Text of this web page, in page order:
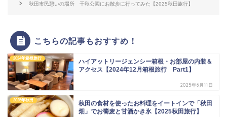
秋田市民憩いの場所 千秋公園にお散歩に行ってみた【2025秋田旅行】
こちらの記事もおすすめ！
2024年箱根旅行
ハイアットリージェンシー箱根・お部屋の内装＆
アクセス【2024年12月箱根旅行 Part1】
2025年6月11日
2025年秋田
秋田の食材を使ったお料理をイートインで「秋田
畑」でお蕎麦と甘酒かき氷【2025秋田旅行】